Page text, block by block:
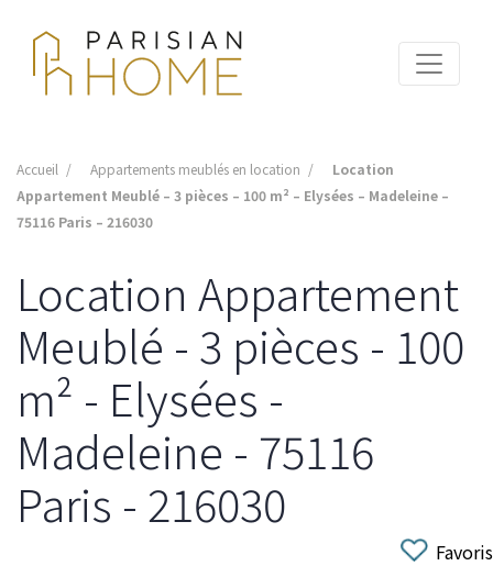
Accueil Appartements meublés en location
Location
Appartement Meublé – 3 pièces – 100 m² – Elysées – Madeleine –
75116 Paris – 216030
Location Appartement
Meublé - 3 pièces - 100
m² - Elysées -
Madeleine - 75116
Paris - 216030
Favoris